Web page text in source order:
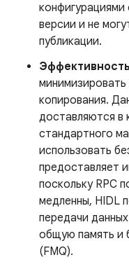
версии и не
публикации.
Эффективность
копирования.
доставляются в
стандартного
использовать
предоставляет
поскольку RPC
медленны, HIDL
передачи
общую память и
(FMQ).